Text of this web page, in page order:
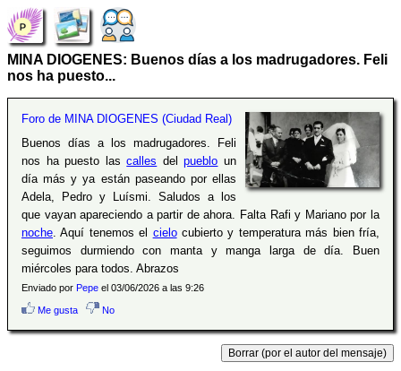
MINA DIOGENES: Buenos días a los madrugadores. Feli
nos ha puesto...
Foro de MINA DIOGENES (Ciudad Real)
Buenos días a los madrugadores. Feli
nos ha puesto lascalles delpueblo un
día más y ya están paseando por ellas
Adela, Pedro y Luísmi. Saludos a los
que vayan apareciendo a partir de ahora. Falta Rafi y Mariano por la
noche. Aquí tenemos el cielocubierto y temperatura más bien fría,
seguimos durmiendo con manta y manga larga de día. Buen
miércoles para todos. Abrazos
Enviado por Pepe el 03/06/2026 a las 9:26
Me gusta No